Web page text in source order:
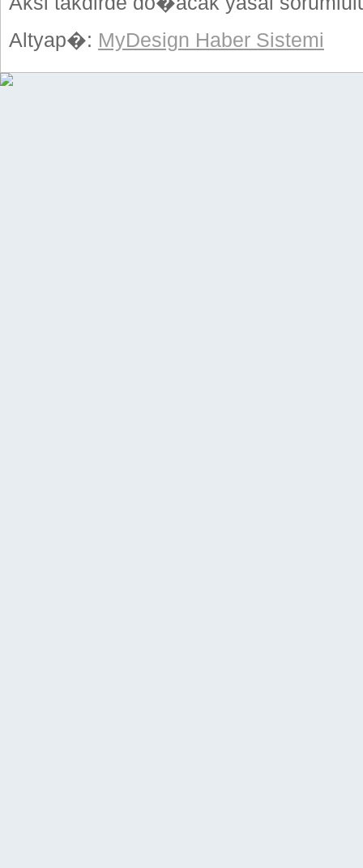
Altyap�: MyDesign Haber Sistemi